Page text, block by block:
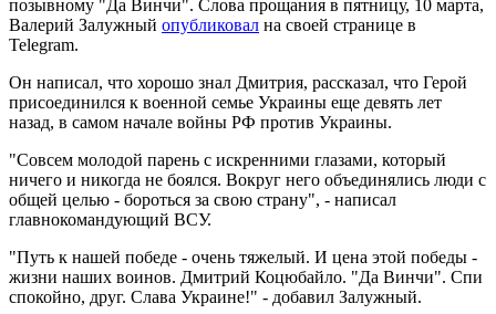
позывному "Да Винчи". Слова прощания в пятницу, 10 марта,
Валерий Залужный опубликовал на своей странице в
Telegram.
Он написал, что хорошо знал Дмитрия, рассказал, что Герой
присоединился к военной семье Украины еще девять лет
назад, в самом начале войны РФ против Украины.
"Совсем молодой парень с искренними глазами, который
ничего и никогда не боялся. Вокруг него объединялись люди с
общей целью - бороться за свою страну", - написал
главнокомандующий ВСУ.
"Путь к нашей победе - очень тяжелый. И цена этой победы -
жизни наших воинов. Дмитрий Коцюбайло. "Да Винчи". Спи
спокойно, друг. Слава Украине!" - добавил Залужный.